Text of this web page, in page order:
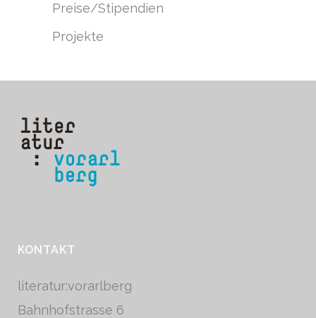
Preise/Stipendien
Projekte
KONTAKT
literatur:vorarlberg
Bahnhofstrasse 6